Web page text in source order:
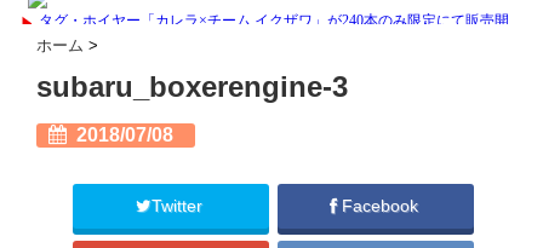
ホーム >
subaru_boxerengine-3
2018/07/08
Twitter Facebook